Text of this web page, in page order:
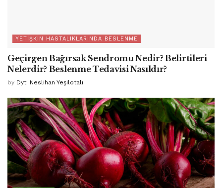
YETIŞKIN HASTALIKLARINDA BESLENME
Geçirgen Bağırsak Sendromu Nedir? Belirtileri
Nelerdir? Beslenme Tedavisi Nasıldır?
by Dyt. Neslihan Yeşilotalı